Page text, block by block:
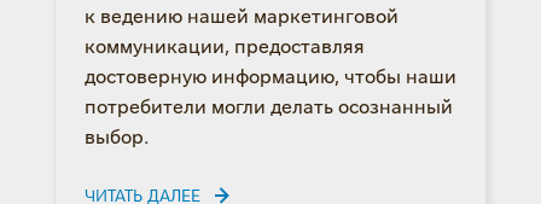
к ведению нашей маркетинговой
коммуникации, предоставляя
достоверную информацию, чтобы наши
потребители могли делать осознанный
выбор.
ЧИТАТЬ ДАЛЕЕ